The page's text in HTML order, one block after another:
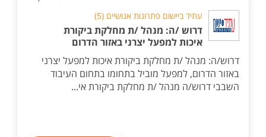
עתיד ביישום פתרונות אנושיים (5)
דרוש /ה: מנהל /ת מחלקת ביקורת
איכות למפעל יצרני באזור הדרום
דרוש/ה: מנהל /ת מחלקת ביקורת איכות למפעל יצרני
באזור הדרום, למפעל מוביל בתחומו בתחום העיבוד
השבבי דרוש/ה מנהל /ת מחלקת ביקורת אי...